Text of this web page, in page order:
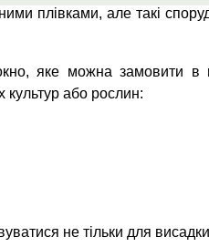
плівками, але такі
яке можна замовити в
або рослин:
не тільки для